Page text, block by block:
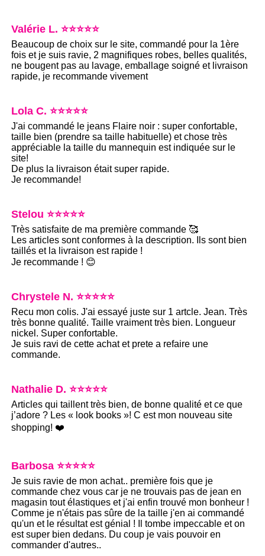
Valérie L. ⭐⭐⭐⭐⭐
Beaucoup de choix sur le site, commandé pour la 1ère
fois et je suis ravie, 2 magnifiques robes, belles qualités,
ne bougent pas au lavage, emballage soigné et livraison
rapide, je recommande vivement
Lola C. ⭐⭐⭐⭐⭐
J'ai commandé le jeans Flaire noir : super confortable,
taille bien (prendre sa taille habituelle) et chose très
appréciable la taille du mannequin est indiquée sur le
site!
De plus la livraison était super rapide.
Je recommande!
Stelou ⭐⭐⭐⭐⭐
Très satisfaite de ma première commande 🥰
Les articles sont conformes à la description. Ils sont bien
taillés et la livraison est rapide !
Je recommande ! 😊
Chrystele N. ⭐⭐⭐⭐⭐
Recu mon colis. J'ai essayé juste sur 1 artcle. Jean. Très
très bonne qualité. Taille vraiment très bien. Longueur
nickel. Super confortable.
Je suis ravi de cette achat et prete a refaire une
commande.
Nathalie D. ⭐⭐⭐⭐⭐
Articles qui taillent très bien, de bonne qualité et ce que
j’adore ? Les « look books »! C est mon nouveau site
shopping! ❤️
Barbosa ⭐⭐⭐⭐⭐
Je suis ravie de mon achat.. première fois que je
commande chez vous car je ne trouvais pas de jean en
magasin tout élastiques et j'ai enfin trouvé mon bonheur !
Comme je n'étais pas sûre de la taille j'en ai commandé
qu'un et le résultat est génial ! Il tombe impeccable et on
est super bien dedans. Du coup je vais pouvoir en
commander d'autres..